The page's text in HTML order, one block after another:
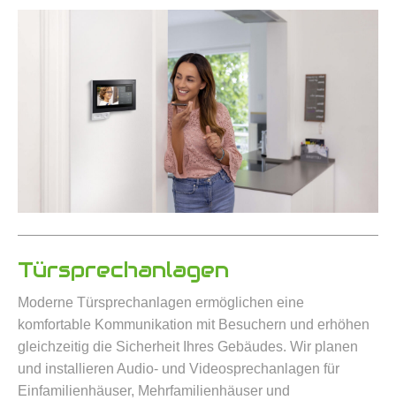
Türsprechanlagen
Moderne Türsprechanlagen ermöglichen eine
komfortable Kommunikation mit Besuchern und erhöhen
gleichzeitig die Sicherheit Ihres Gebäudes. Wir planen
und installieren Audio- und Videosprechanlagen für
Einfamilienhäuser, Mehrfamilienhäuser und